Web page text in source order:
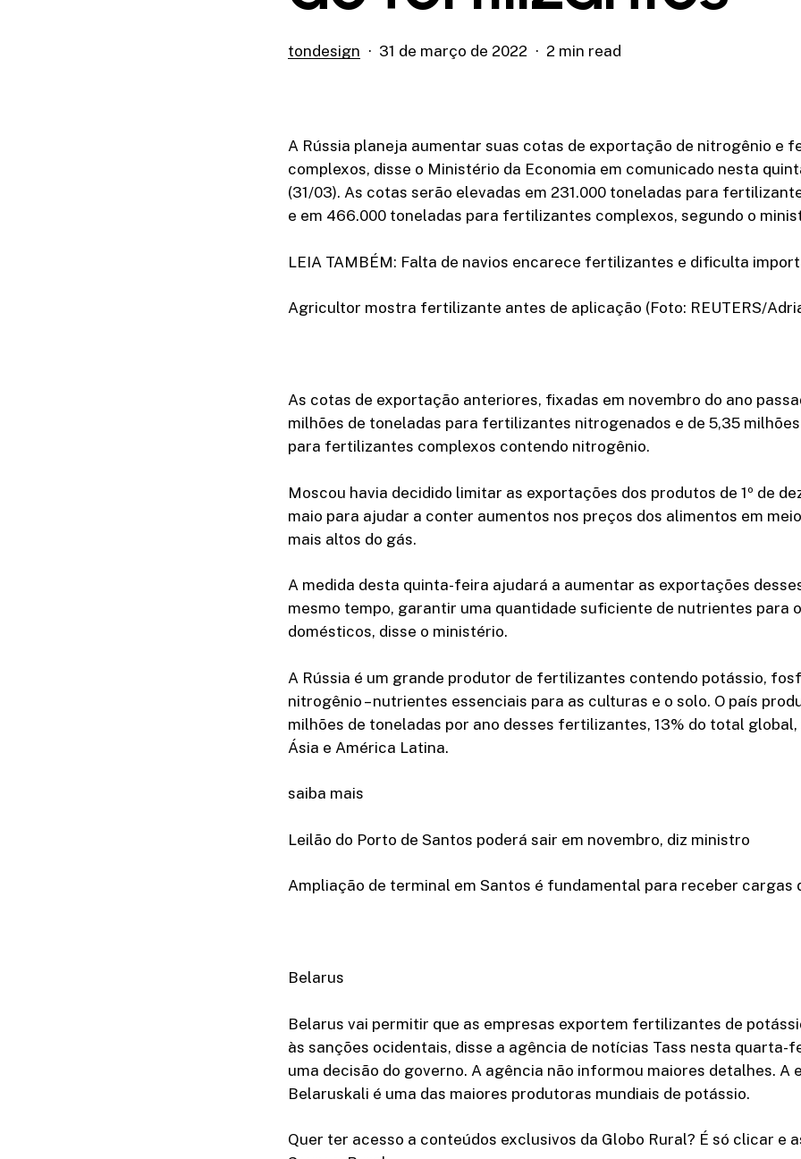
tondesign 31 de março de 2022 2 min read
A Rússia planeja aumentar suas cotas de exportação de nitrogênio e
complexos, disse o Ministério da Economia em comunicado nesta
(31/03). As cotas serão elevadas em 231.000 toneladas para
e em 466.000 toneladas para fertilizantes complexos, segundo o
LEIA TAMBÉM: Falta de navios encarece fertilizantes e dificulta
Agricultor mostra fertilizante antes de aplicação (Foto: REUTERS/
As cotas de exportação anteriores, fixadas em novembro do ano
milhões de toneladas para fertilizantes nitrogenados e de 5,35
para fertilizantes complexos contendo nitrogênio.
Moscou havia decidido limitar as exportações dos produtos de 1º de
maio para ajudar a conter aumentos nos preços dos alimentos em
mais altos do gás.
A medida desta quinta-feira ajudará a aumentar as exportações
mesmo tempo, garantir uma quantidade suficiente de nutrientes para
domésticos, disse o ministério.
A Rússia é um grande produtor de fertilizantes contendo potássio,
nitrogênio – nutrientes essenciais para as culturas e o solo. O país
milhões de toneladas por ano desses fertilizantes, 13% do total
Ásia e América Latina.
saiba mais
Leilão do Porto de Santos poderá sair em novembro, diz ministro
Ampliação de terminal em Santos é fundamental para receber cargas
Belarus
Belarus vai permitir que as empresas exportem fertilizantes de
às sanções ocidentais, disse a agência de notícias Tass nesta quarta-
uma decisão do governo. A agência não informou maiores detalhes. A
Belaruskali é uma das maiores produtoras mundiais de potássio.
Quer ter acesso a conteúdos exclusivos da Globo Rural? É só clicar e